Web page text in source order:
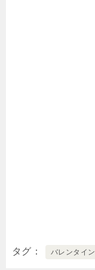
タグ バレンタイン